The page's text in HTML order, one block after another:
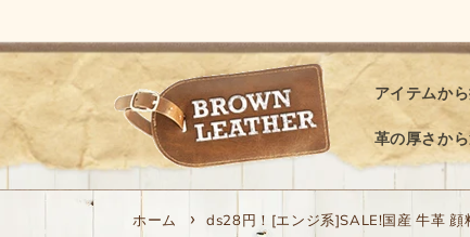
進む
アイテムか
革の厚さか
ホーム ds28円！[エンジ系]SALE!国産 牛革